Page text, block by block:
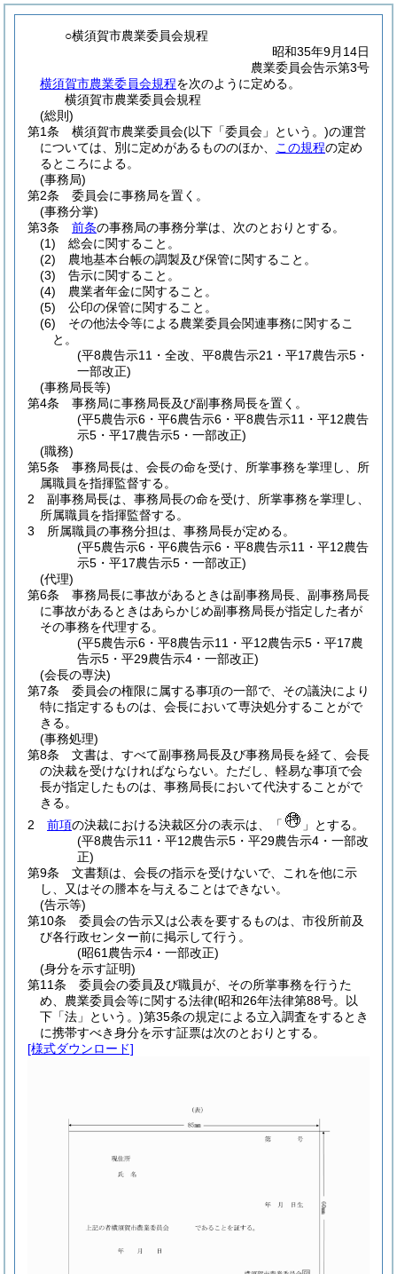
○横須賀市農業委員会規程
昭和35年9月14日
農業委員会告示第3号
横須賀市農業委員会規程を次のように定める。
横須賀市農業委員会規程
(総則)
第1条
横須賀市農業委員会(以下「委員会」という。)の運営
については、別に定めがあるもののほか、
この規程の定め
るところによる。
(事務局)
第2条
委員会に事務局を置く。
(事務分掌)
第3条
前条の事務局の事務分掌は、次のとおりとする。
(1)
総会に関すること。
(2)
農地基本台帳の調製及び保管に関すること。
(3)
告示に関すること。
(4)
農業者年金に関すること。
(5)
公印の保管に関すること。
(6)
その他法令等による農業委員会関連事務に関するこ
と。
(平8農告示11・全改、平8農告示21・平17農告示5・
一部改正)
(事務局長等)
第4条
事務局に事務局長及び副事務局長を置く。
(平5農告示6・平6農告示6・平8農告示11・平12農告
示5・平17農告示5・一部改正)
(職務)
第5条
事務局長は、会長の命を受け、所掌事務を掌理し、所
属職員を指揮監督する。
2
副事務局長は、事務局長の命を受け、所掌事務を掌理し、
所属職員を指揮監督する。
3
所属職員の事務分担は、事務局長が定める。
(平5農告示6・平6農告示6・平8農告示11・平12農告
示5・平17農告示5・一部改正)
(代理)
第6条
事務局長に事故があるときは副事務局長、副事務局長
に事故があるときはあらかじめ副事務局長が指定した者が
その事務を代理する。
(平5農告示6・平8農告示11・平12農告示5・平17農
告示5・平29農告示4・一部改正)
(会長の専決)
第7条
委員会の権限に属する事項の一部で、その議決により
特に指定するものは、会長において専決処分することがで
きる。
(事務処理)
第8条
文書は、すべて副事務局長及び事務局長を経て、会長
の決裁を受けなければならない。 ただし、軽易な事項で会
長が指定したものは、事務局長において代決することがで
きる。
2
前項の決裁における決裁区分の表示は、「
」とする。
(平8農告示11・平12農告示5・平29農告示4・一部改
正)
第9条
文書類は、会長の指示を受けないで、これを他に示
し、又はその謄本を与えることはできない。
(告示等)
第10条
委員会の告示又は公表を要するものは、市役所前及
び各行政センター前に掲示して行う。
(昭61農告示4・一部改正)
(身分を示す証明)
第11条
委員会の委員及び職員が、その所掌事務を行うた
め、農業委員会等に関する法律(昭和26年法律第88号。以
下「法」という。)第35条の規定による立入調査をするとき
に携帯すべき身分を示す証票は次のとおりとする。
[様式ダウンロード]